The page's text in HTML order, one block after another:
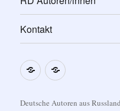
Kontakt
Impressum
Deutsche Autoren aus